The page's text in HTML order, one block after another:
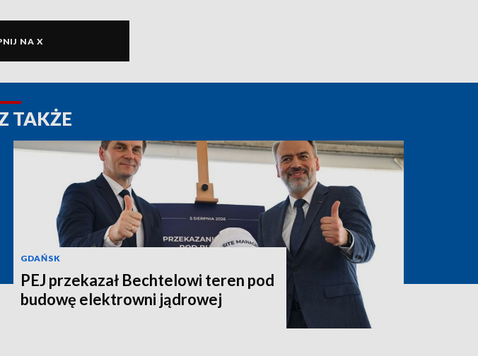
NA X
TAKŻE
GDAŃSK
PEJ przekazał Bechtelowi teren pod
budowę elektrowni jądrowej